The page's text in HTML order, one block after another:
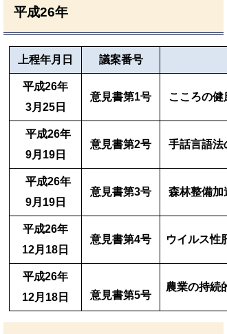
平成26年
上程年月日 議案番号
平成26年
3月25日
意見書第1号 こころの
平成26年
9月19日
意見書第2号 手話言語法
平成26年
9月19日
意見書第3号 森林整備加
平成26年
12月18日
意見書第4号 ウイルス性
平成26年
12月18日
意見書第5号
農業の持続